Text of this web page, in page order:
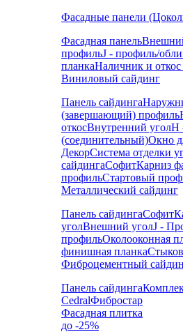
Фасадные панели
Фасадная панель
профильJ - профиль/
планкаНаличник и откос
Виниловый сайдинг
Панель сайдинга
(завершающий) профиль
откосВнутренний уголH
(соединительный)Окно
ДекорСистема отделки
сайдингаСофитКарниз
профильСтартовый
Металлический сайдинг
Панель сайдингаСофит
уголВнешний уголJ -
профильОколооконная
финишная планка
Фиброцементный
Панель сайдинга
CedralФибростар
Фасадная плитка
до -25%